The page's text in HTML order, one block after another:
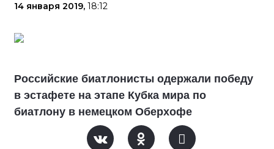
14 января 2019, 18:12
Российские биатлонисты одержали победу
в эстафете на этапе Кубка мира по
биатлону в немецком Оберхофе